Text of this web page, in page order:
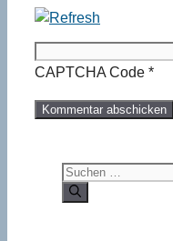
CAPTCHA Code *
Suchen
nach: